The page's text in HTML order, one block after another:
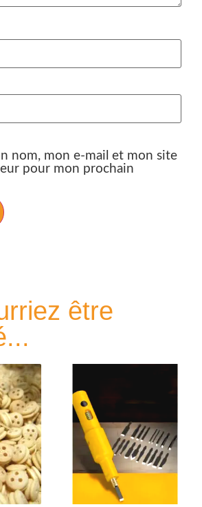
nom, mon e-mail et mon site
pour mon prochain
être